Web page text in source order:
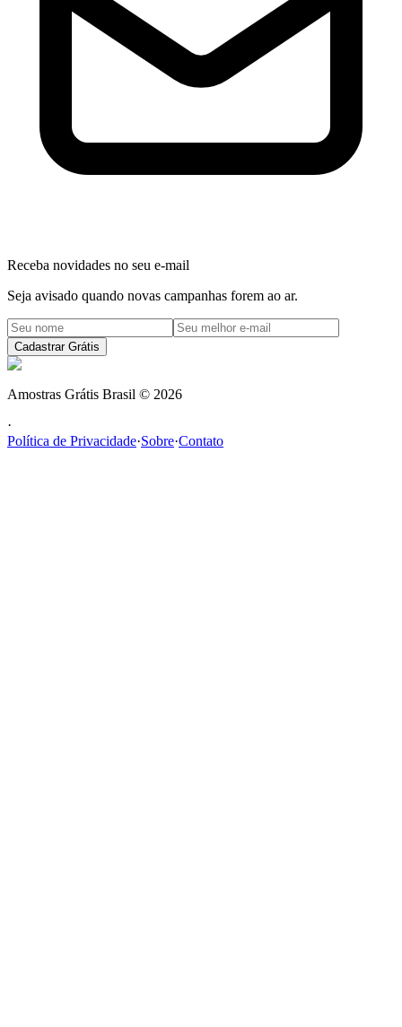
Receba novidades no seu e-mail
Seja avisado quando novas campanhas forem ao ar.
Cadastrar Grátis
Amostras Grátis Brasil © 2026
·
Política de Privacidade·Sobre·Contato